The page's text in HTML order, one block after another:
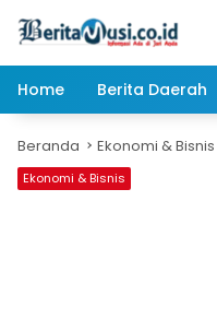
Home
Berita Daerah
Beranda Ekonomi & Bisnis
Ekonomi & Bisnis